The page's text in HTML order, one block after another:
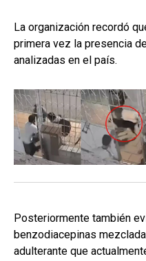
La organización recordó
primera vez la presencia
analizadas en el país.
Posteriormente también
benzodiacepinas
adulterante que